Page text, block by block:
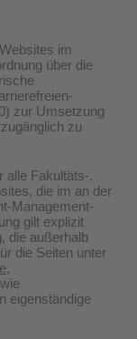
im
über die
zur Umsetzung
zu
alle Fakultäts-,
die im an der
Management-
gilt explizit
die außerhalb
die Seiten unter
,
eigenständige